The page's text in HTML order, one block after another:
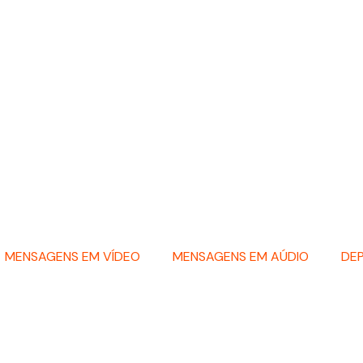
MENSAGENS EM VÍDEO MENSAGENS EM AÚDIO